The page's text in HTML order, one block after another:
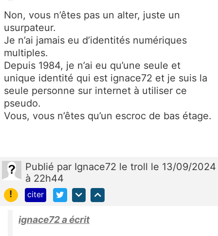
Non, vous n’êtes pas un alter, juste un
usurpateur.
Je n’ai jamais eu d’identités numériques
multiples.
Depuis 1984, je n’ai eu qu’une seule et
unique identité qui est ignace72 et je suis la
seule personne sur internet à utiliser ce
pseudo.
Vous, vous n’êtes qu’un escroc de bas étage.
Publié par Ignace72 le troll le 13/09/2024
à 22h44
!
citer
ignace72 a écrit